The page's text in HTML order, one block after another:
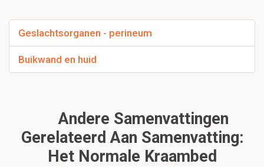
Geslachtsorganen - perineum
Buikwand en huid
Andere Samenvattingen
Gerelateerd Aan Samenvatting:
Het Normale Kraambed